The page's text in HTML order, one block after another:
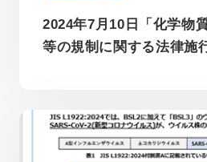
2024年7月10日「化学物
等の規制に関する法律施